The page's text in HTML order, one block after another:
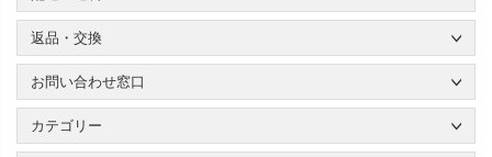
返品・交換
お問い合わせ窓口
カテゴリー